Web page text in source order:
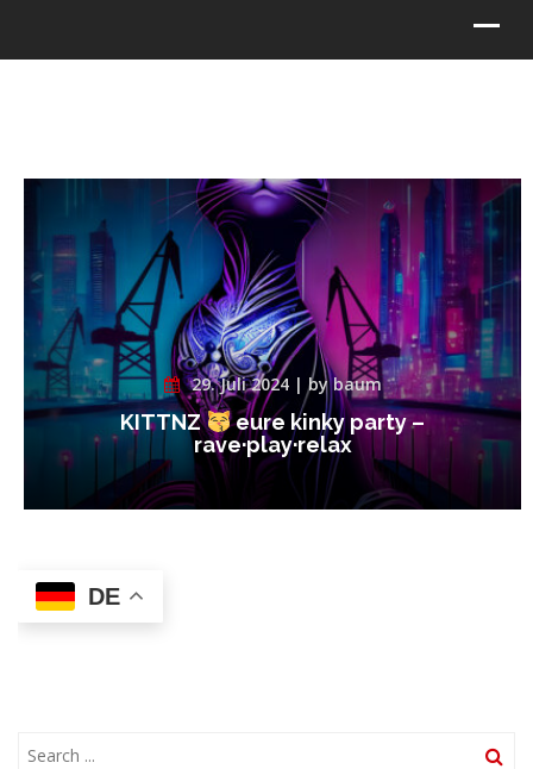
29. Juli 2024 | by baum
KITTNZ
eure kinky party –
rave·play·relax
DE